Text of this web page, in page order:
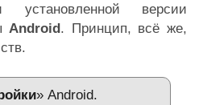
версии
Android . Принцип, всё же,
» Android.